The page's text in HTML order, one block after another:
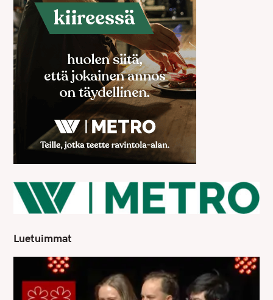
Luetuimmat